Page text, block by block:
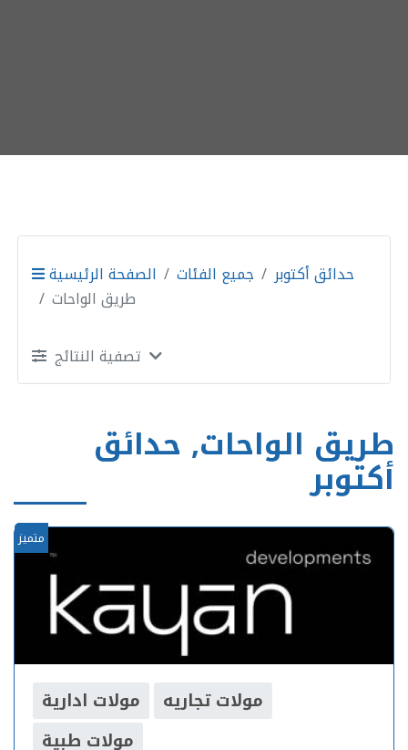
الصفحة الرئيسية جميع الفئات
حدائق أكتوبر
طريق الواحات
طريق الواحات, حدائق
أكتوبر
متميز
مولات ادارية
مولات تجاريه
مولات طبية